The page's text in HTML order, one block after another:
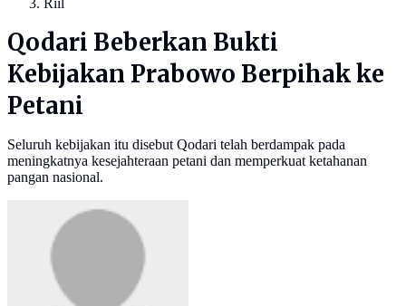
Riil
Qodari Beberkan Bukti
Kebijakan Prabowo Berpihak ke
Petani
Seluruh kebijakan itu disebut Qodari telah berdampak pada
meningkatnya kesejahteraan petani dan memperkuat ketahanan
pangan nasional.